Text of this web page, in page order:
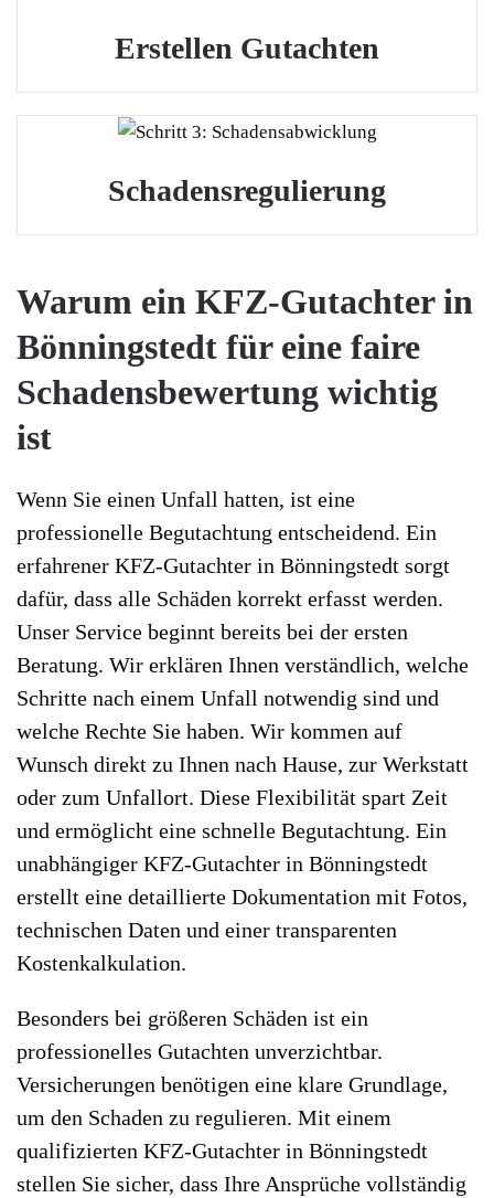
Erstellen Gutachten
Schadensregulierung
Warum ein KFZ-Gutachter in
Bönningstedt für eine faire
Schadensbewertung wichtig
ist
Wenn Sie einen Unfall hatten, ist eine
professionelle Begutachtung entscheidend. Ein
erfahrener KFZ-Gutachter in Bönningstedt sorgt
dafür, dass alle Schäden korrekt erfasst werden.
Unser Service beginnt bereits bei der ersten
Beratung. Wir erklären Ihnen verständlich, welche
Schritte nach einem Unfall notwendig sind und
welche Rechte Sie haben. Wir kommen auf
Wunsch direkt zu Ihnen nach Hause, zur Werkstatt
oder zum Unfallort. Diese Flexibilität spart Zeit
und ermöglicht eine schnelle Begutachtung. Ein
unabhängiger KFZ-Gutachter in Bönningstedt
erstellt eine detaillierte Dokumentation mit Fotos,
technischen Daten und einer transparenten
Kostenkalkulation.
Besonders bei größeren Schäden ist ein
professionelles Gutachten unverzichtbar.
Versicherungen benötigen eine klare Grundlage,
um den Schaden zu regulieren. Mit einem
qualifizierten KFZ-Gutachter in Bönningstedt
stellen Sie sicher, dass Ihre Ansprüche vollständig